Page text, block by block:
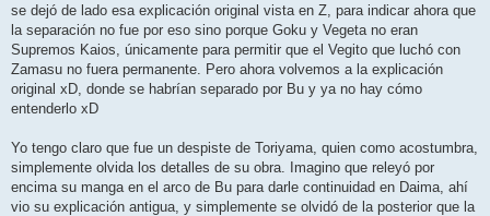
se dejó de lado esa explicación original vista en Z, para indicar ahora que
la separación no fue por eso sino porque Goku y Vegeta no eran
Supremos Kaios, únicamente para permitir que el Vegito que luchó con
Zamasu no fuera permanente. Pero ahora volvemos a la explicación
original xD, donde se habrían separado por Bu y ya no hay cómo
entenderlo xD
Yo tengo claro que fue un despiste de Toriyama, quien como acostumbra,
simplemente olvida los detalles de su obra. Imagino que releyó por
encima su manga en el arco de Bu para darle continuidad en Daima, ahí
vio su explicación antigua, y simplemente se olvidó de la posterior que la